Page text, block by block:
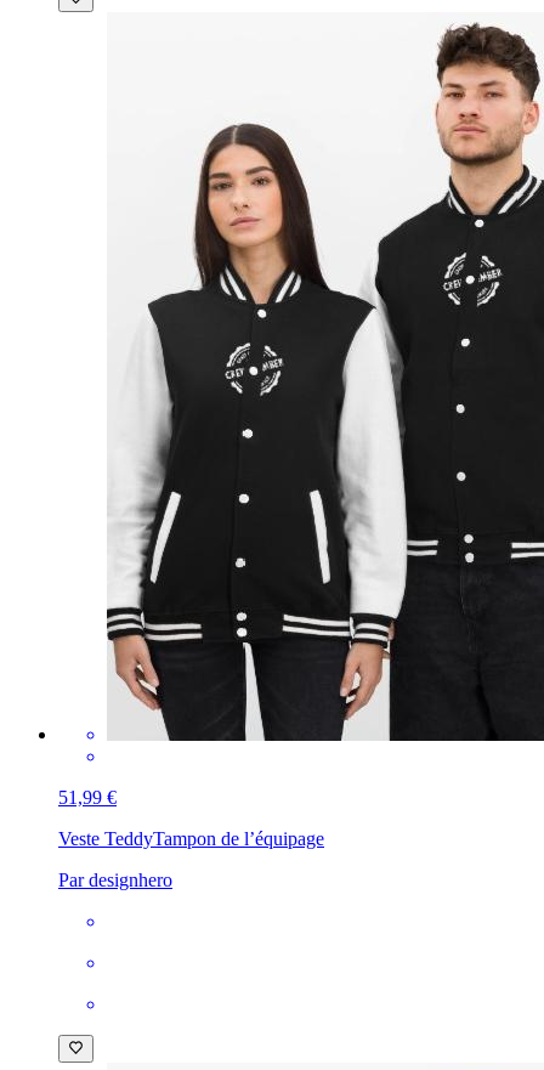
51,99 €
Veste TeddyTampon de l’équipage
Par designhero